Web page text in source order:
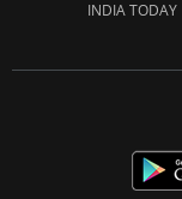
INDIA TODAY